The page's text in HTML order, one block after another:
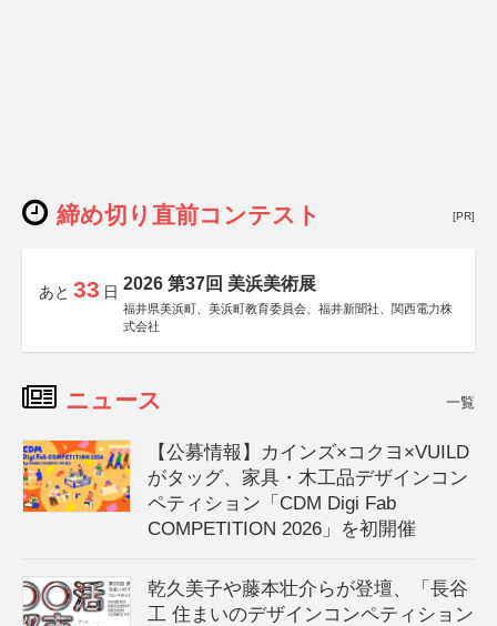
締め切り直前コンテスト [PR]
あと 33 日 2026 第37回 美浜美術展
福井県美浜町、美浜町教育委員会、福井新聞社、関西電力株
式会社
ニュース 一覧
【公募情報】カインズ×コクヨ×VUILD
がタッグ、家具・木工品デザインコン
ペティション「CDM Digi Fab
COMPETITION 2026」を初開催
乾久美子や藤本壮介らが登壇、「長谷
工 住まいのデザインコンペティション